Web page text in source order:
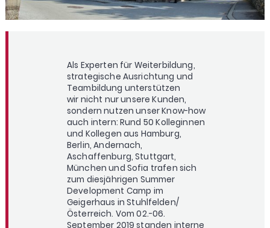
Als Experten für Weiterbildung,
strategische Ausrichtung und
Teambildung unterstützen
wir nicht nur unsere Kunden,
sondern nutzen unser Know-how
auch intern: Rund 50 Kolleginnen
und Kollegen aus Hamburg,
Berlin, Andernach,
Aschaffenburg, Stuttgart,
München und Sofia trafen sich
zum diesjährigen Summer
Development Camp im
Geigerhaus in Stuhlfelden/
Österreich. Vom 02.-06.
September 2019 standen interne